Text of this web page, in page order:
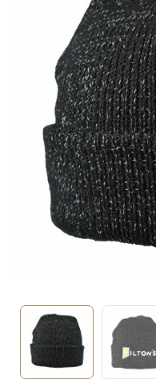
Sinterklaas
Verjaardagen
Voetbal, EK en WK
Voor de bouw
Zomergeschenken
Zomerpakketten